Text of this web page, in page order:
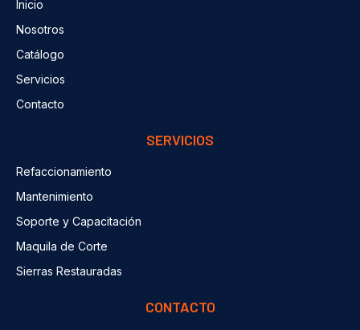
Inicio
Nosotros
Catálogo
Servicios
Contacto
SERVICIOS
Refaccionamiento
Mantenimiento
Soporte y Capacitación
Maquila de Corte
Sierras Restauradas
CONTACTO